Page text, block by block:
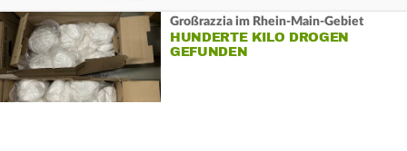
Großrazzia im Rhein-Main-Gebiet
HUNDERTE KILO DROGEN
GEFUNDEN